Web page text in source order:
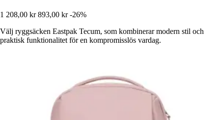
1 208,00 kr 893,00 kr -26%
Välj ryggsäcken Eastpak Tecum, som kombinerar modern stil och
praktisk funktionalitet för en kompromisslös vardag.